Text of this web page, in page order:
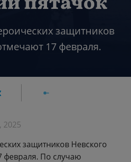
защитников
17 февраля.
2025
защитников Невского
февраля. По случаю